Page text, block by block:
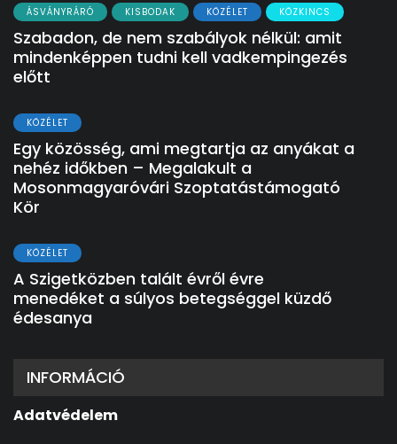
ÁSVÁNYRÁRÓ KISBODAK KÖZÉLET KÖZKINCS
Szabadon, de nem szabályok nélkül: amit
mindenképpen tudni kell vadkempingezés
előtt
KÖZÉLET
Egy közösség, ami megtartja az anyákat a
nehéz időkben – Megalakult a
Mosonmagyaróvári Szoptatástámogató
Kör
KÖZÉLET
A Szigetközben talált évről évre
menedéket a súlyos betegséggel küzdő
édesanya
INFORMÁCIÓ
Adatvédelem